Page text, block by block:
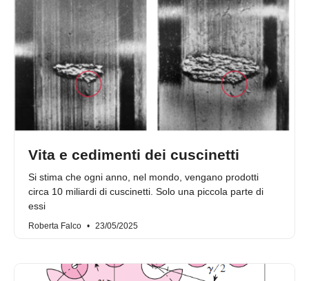
Vita e cedimenti dei cuscinetti
Si stima che ogni anno, nel mondo, vengano prodotti
circa 10 miliardi di cuscinetti. Solo una piccola parte di
essi
Roberta Falco 23/05/2025